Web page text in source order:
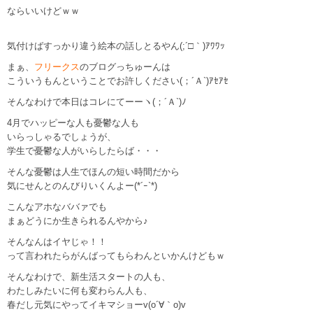
ならいいけどｗｗ
気付けばすっかり違う絵本の話しとるやん(;´□｀)ｱﾜﾜｯ
まぁ、 フリークスのブログっちゅーんは
こういうもんということでお許しください(；´Ａ`)ｱｾｱｾ
そんなわけで本日はコレにてーーヽ(；´Ａ`)ﾉ
4月でハッピーな人も憂鬱な人も
いらっしゃるでしょうが、
学生で憂鬱な人がいらしたらば・・・
そんな憂鬱は人生でほんの短い時間だから
気にせんとのんびりいくんよー(*´ｰ`*)
こんなアホなババァでも
まぁどうにか生きられるんやから♪
そんなんはイヤじゃ！！
って言われたらがんばってもらわんといかんけどもｗ
そんなわけで、新生活スタートの人も、
わたしみたいに何も変わらん人も、
春だし元気にやってイキマショーv(o´∀｀o)v